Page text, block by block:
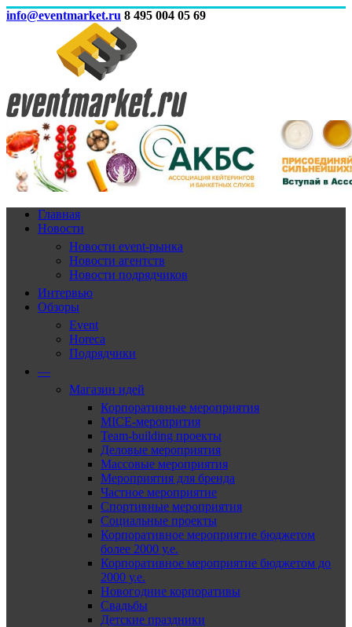
info@eventmarket.ru 8 495 004 05 69
Главная
Новости
Новости event-рынка
Новости агентств
Новости подрядчиков
Интервью
Обзоры
Event
Horeca
Подрядчики
—
Магазин идей
Корпоративные мероприятия
MICE-меропрития
Team-building проекты
Деловые мероприятия
Массовые мероприятия
Мероприятия для бренда
Частное мероприятие
Спортивные мероприятия
Социальные проекты
Корпоративное мероприятие бюджетом
более 2000 у.е.
Корпоративное мероприятие бюджетом до
2000 у.е.
Новогодние корпоративы
Свадьбы
Детские праздники